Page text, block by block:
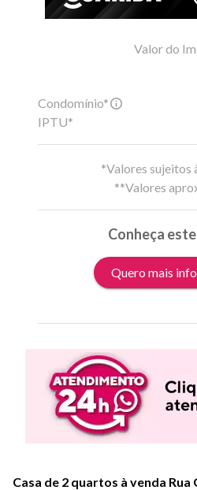
Valor do
Condomínio*
IPTU*
*Valores sujeitos
**Valores
Conheça
Quero mais
Casa de 2 quartos à venda